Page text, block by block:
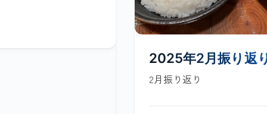
2025年2月振り返
2月振り返り